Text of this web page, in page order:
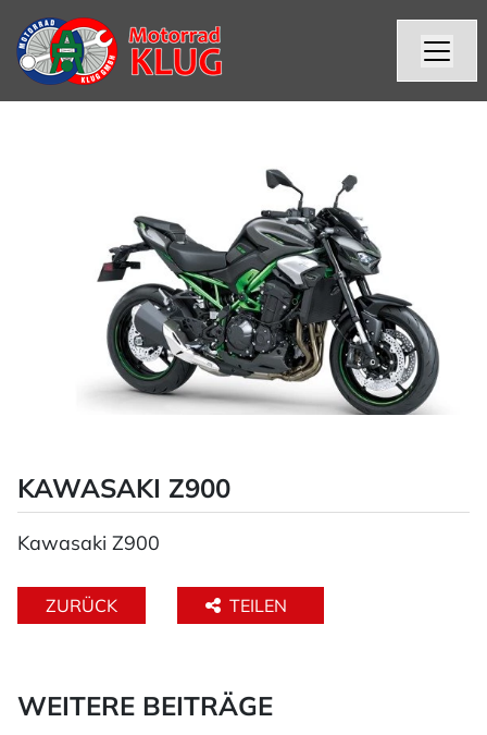
KAWASAKI Z900
Kawasaki Z900
ZURÜCK TEILEN
WEITERE BEITRÄGE